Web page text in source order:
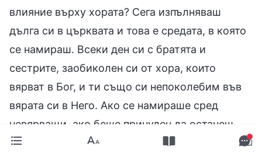
влияние върху хората? Сега изпълняваш
дълга си в църквата и това е средата, в която
се намираш. Всеки ден си с братята и
сестрите, заобиколен си от хора, които
вярват в Бог, и ти също си непоколебим във
вярата си в Него. Ако се намираше сред
невярващи, ако беше принуден да останеш
сред тях, още ли щеше да пазиш Бог в